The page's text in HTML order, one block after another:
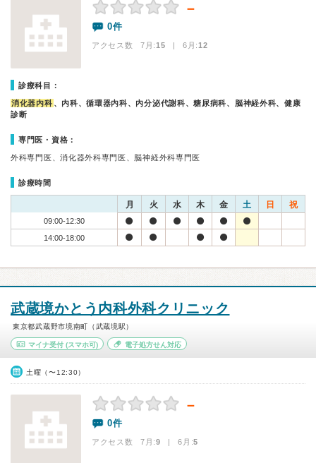
－
0件
アクセス数 7月:15 | 6月:12
診療科目：
消化器内科 、内科、循環器内科、内分泌代謝科、糖尿病科、脳神経外科、健康
診断
専門医・資格：
外科専門医、消化器外科専門医、脳神経外科専門医
診療時間
月 火 水 木 金 土 日 祝
09:00-12:30
14:00-18:00
武蔵境かとう内科外科クリニック
東京都武蔵野市境南町（武蔵境駅）
マイナ受付 (スマホ可) 電子処方せん対応
土曜（〜12:30）
－
0件
アクセス数 7月:9 | 6月:5